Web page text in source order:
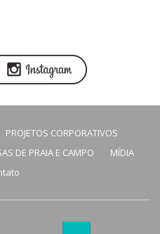
PROJETOS CORPORATIVOS
DE PRAIA E CAMPO
MÍDIA